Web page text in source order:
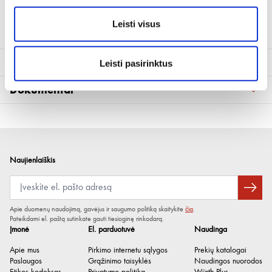
Leisti visus
Leisti pasirinktus
Techninė informacija
Kiekis 400 ml
pasirinktų kompleksinių junginių
mišinys
Cheminė bazė
Paviršinio aktyvumo medžiagų ir
pasirinktų kompleksinių junginių
mišinys
Dokumentai
Įmonė
Apie mus
Paslaugos
El. parduotuvė
Pirkimo internetu sąlygos
Grąžinimo taisyklės
Naudinga
Prekių katalogai
Naudingos nuorodos
Naujienlaiškis
Apie duomenų naudojimą, gavėjus ir saugumo politiką skaitykite čia.
Pateikdami el. paštą sutinkate gauti tiesioginę rinkodarą.